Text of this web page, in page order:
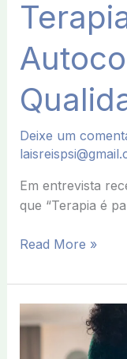
Deixe um
Em entrevista
que “Terapia é
Read More »
Como
Funciona